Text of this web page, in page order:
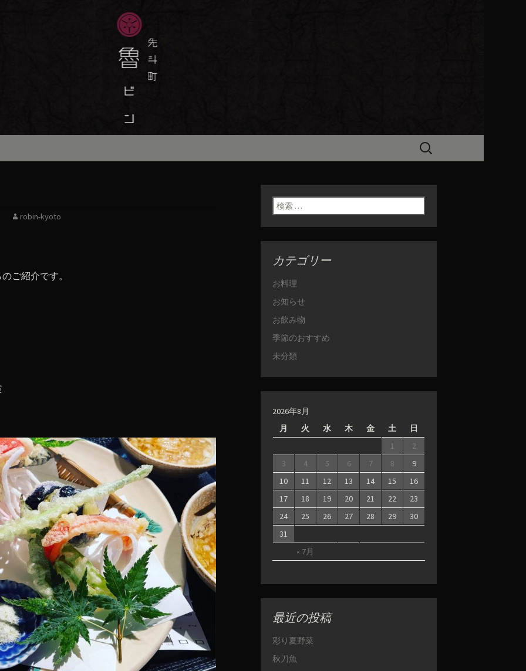
の京料理・和食「魯ビン
の公式ブログ
しい季節の京料理・和食が自慢の「魯ビン（ろびん）」がお店からのお
新情報をおとどけします。
検
robin-kyoto
ご紹介です。
検索:
カテゴリー
お料理
お知らせ
お飲み物
季節のおすすめ
未分類
2026年8月
月
火 水 木 金 土 日
« 7月
1
2
3
4 5 6 7 8
9
10
11 12 13 14 15
16
17
18 19 20 21 22
23
24
25 26 27 28 29
30
31
最近の投稿
彩り夏野菜
秋刀魚